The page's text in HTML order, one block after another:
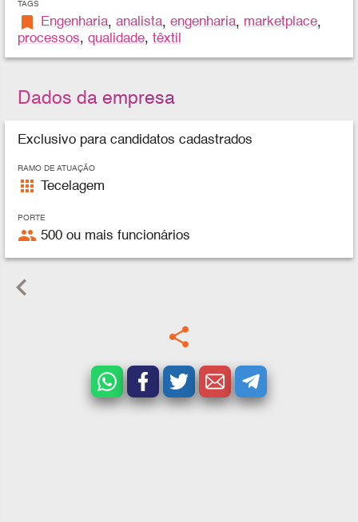
TAGS
bookmark Engenharia,analista,engenharia, marketplace,
processos,qualidade,têxtil
Dados da empresa
Exclusivo para candidatos cadastrados
RAMO DE ATUAÇÃO
apps Tecelagem
PORTE
people 500 ou mais funcionários
keyboard_arrow_left
share